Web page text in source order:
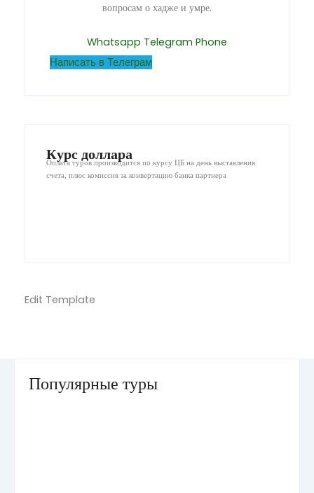
вопросам о хадже и умре.
Whatsapp Telegram Phone
Написать в Телеграм
Курс доллара
Оплата туров производится по курсу ЦБ на день выставления
счета, плюс комиссия за конвертацию банка партнера
Edit Template
Популярные туры